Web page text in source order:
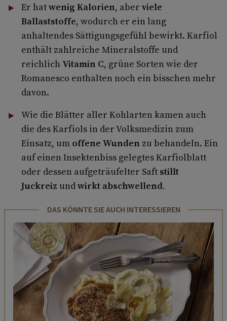
Er hatwenig Kalorien, aber viele
Ballaststoffe, wodurch er ein lang
anhaltendes Sättigungsgefühl bewirkt. Karfiol
enthält zahlreiche Mineralstoffe und
reichlich Vitamin C, grüne Sorten wie der
Romanesco enthalten noch ein bisschen mehr
davon.
Wie die Blätter aller Kohlarten kamen auch
die des Karfiols in der Volksmedizin zum
Einsatz, um offene Wunden zu behandeln. Ein
auf einen Insektenbiss gelegtes Karfiolblatt
oder dessen aufgeträufelter Saft stillt
Juckreiz undwirkt abschwellend.
DAS KÖNNTE SIE AUCH INTERESSIEREN